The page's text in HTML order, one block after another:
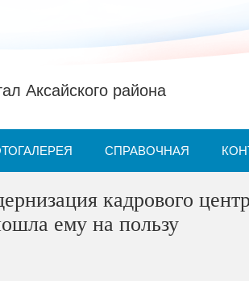
Аксайского района
СПРАВОЧНАЯ
кадрового
ему на пользу